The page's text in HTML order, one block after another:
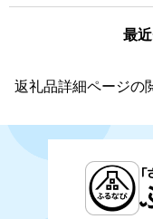
最
返礼品詳細ページの